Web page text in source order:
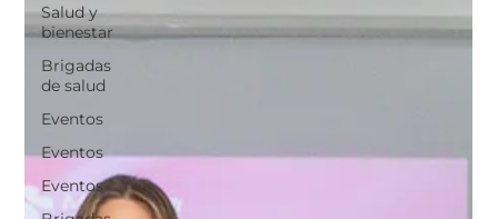
Salud y
bienestar
Brigadas
de salud
Eventos
Eventos
Eventos